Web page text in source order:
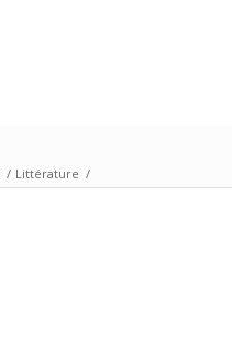
/ Littérature /